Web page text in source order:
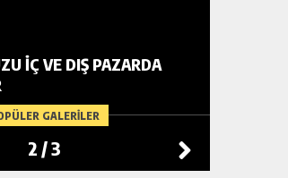
GALERİLER
IÇ VE DIŞ PAZARDA
2 /3